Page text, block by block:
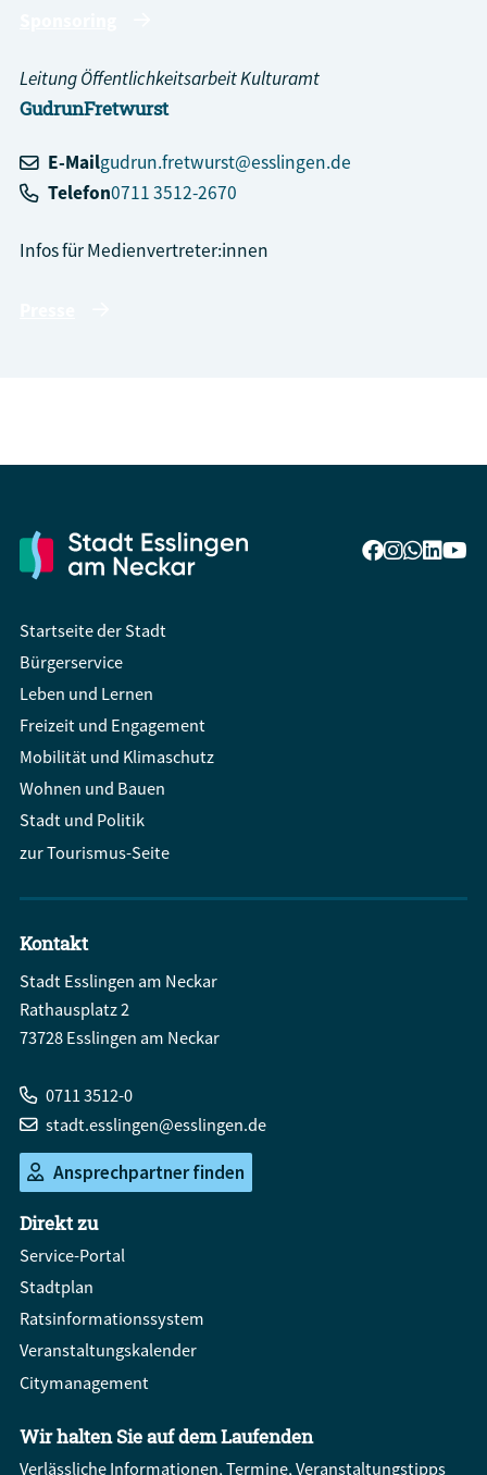
GudrunFretwurst
Leitung Öffentlichkeitsarbeit Kulturamt
E-Mailgudrun.fretwurst@esslingen.de
Telefon0711 3512-2670
Infos für Medienvertreter:innen
Startseite der Stadt
Bürgerservice
Leben und Lernen
Freizeit und Engagement
Mobilität und Klimaschutz
Wohnen und Bauen
Stadt und Politik
zur Tourismus-Seite
Kontakt
Stadt Esslingen am Neckar
Rathausplatz 2
73728 Esslingen am Neckar
0711 3512-0
stadt.esslingen@esslingen.de
Ansprechpartner finden
Direkt zu
Service-Portal
Stadtplan
Ratsinformationssystem
Veranstaltungskalender
Citymanagement
Wir halten Sie auf dem Laufenden
Verlässliche Informationen, Termine, Veranstaltungstipps